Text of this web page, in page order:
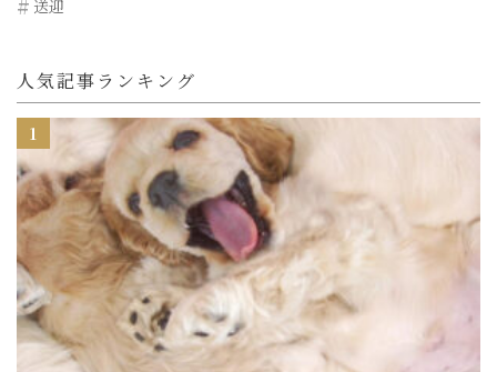
送迎
人気記事ランキング